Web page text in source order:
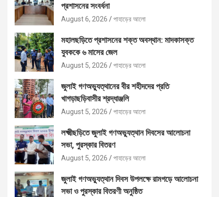
প্রশাসনের সংবর্ধনা
August 6, 2026 পাহাড়ের আলো
মহালছড়িতে প্রশাসনের শক্ত অবস্থান: মাদকাসক্ত
যুবককে ৬ মাসের জেল
August 5, 2026 পাহাড়ের আলো
জুলাই গণঅভ্যুত্থানের বীর শহীদদের প্রতি
খাগড়াছড়িবাসীর শ্রদ্ধাঞ্জলি
August 5, 2026 পাহাড়ের আলো
লক্ষ্মীছড়িতে জুলাই গণঅভ্যুত্থান দিবসের আলোচনা
সভা, পুরস্কার বিতরণ
August 5, 2026 পাহাড়ের আলো
জুলাই গণঅভ্যুত্থান দিবস উপলক্ষে রামগড়ে আলোচনা
সভা ও পুরস্কার বিতরণী অনুষ্ঠিত